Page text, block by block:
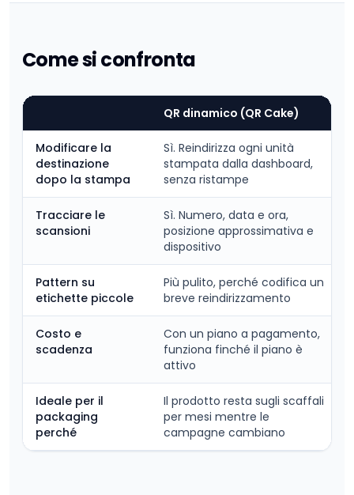
Come si confronta
QR dinamico (QR Cake)
Modificare la
destinazione
dopo la stampa
Sì. Reindirizza ogni unità
stampata dalla dashboard,
senza ristampe
Tracciare le
scansioni
Sì. Numero, data e ora,
posizione approssimativa e
dispositivo
Pattern su
etichette piccole
Più pulito, perché codifica un
breve reindirizzamento
Costo e
scadenza
Con un piano a pagamento,
funziona finché il piano è
attivo
Ideale per il
packaging
perché
Il prodotto resta sugli scaffali
per mesi mentre le
campagne cambiano